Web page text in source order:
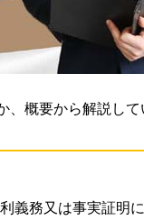
概要から解説し
義務又は事実証明